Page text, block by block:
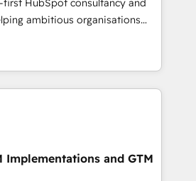
& IT and consulting, make the
UAE, Mexico and Latin
first HubSpot consultancy and
ambitious organisations
and intelligence.
UK, Netherlands, Ireland, and
thousands of successful
mid-market and enterprise
and AI to design connected
scalable revenue
spans RevOps, CRM and data
Implementations and GTM